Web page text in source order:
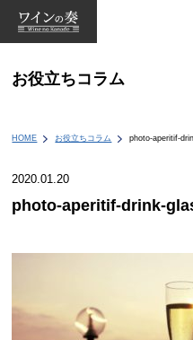
お役立ちコラム
HOME お役立ちコラム photo-aperitif-
2020.01.20
photo-aperitif-drink-